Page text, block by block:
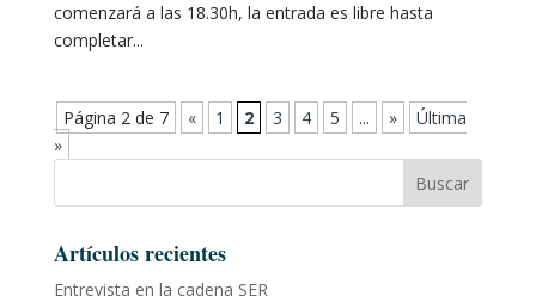
comenzará a las 18.30h, la entrada es libre hasta
completar...
Página 2 de 7 « 1 2 3 4 5 ... »
Última
»
Buscar
Artículos recientes
Entrevista en la cadena SER